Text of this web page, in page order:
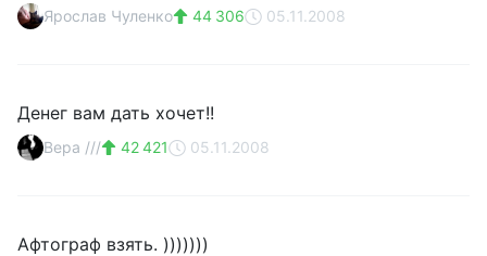
Ярослав Чуленко 44 306 05.11.2008
Денег вам дать хочет!!
Вера /// 42 421 05.11.2008
Афтограф взять. )))))))